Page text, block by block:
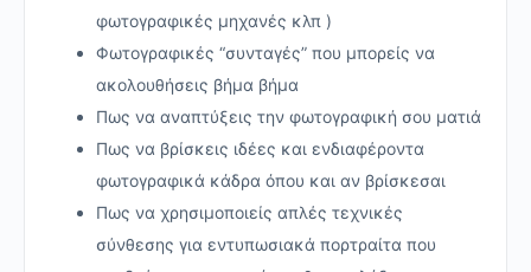
φωτογραφικές μηχανές κλπ )
Φωτογραφικές “συνταγές” που μπορείς να
ακολουθήσεις βήμα βήμα
Πως να αναπτύξεις την φωτογραφική σου ματιά
Πως να βρίσκεις ιδέες και ενδιαφέροντα
φωτογραφικά κάδρα όπου και αν βρίσκεσαι
Πως να χρησιμοποιείς απλές τεχνικές
σύνθεσης για εντυπωσιακά πορτραίτα που